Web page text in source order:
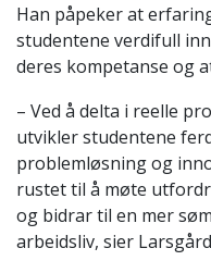
Han påpeker at
studentene verdifull
deres kompetanse og
– Ved å delta i reelle
utvikler studentene
problemløsning og
rustet til å møte
og bidrar til en mer
arbeidsliv, sier